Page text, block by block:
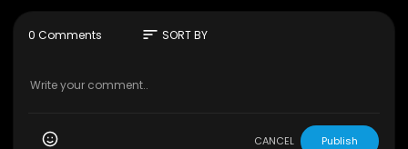
0 Comments sort SORT BY
CANCEL Publish